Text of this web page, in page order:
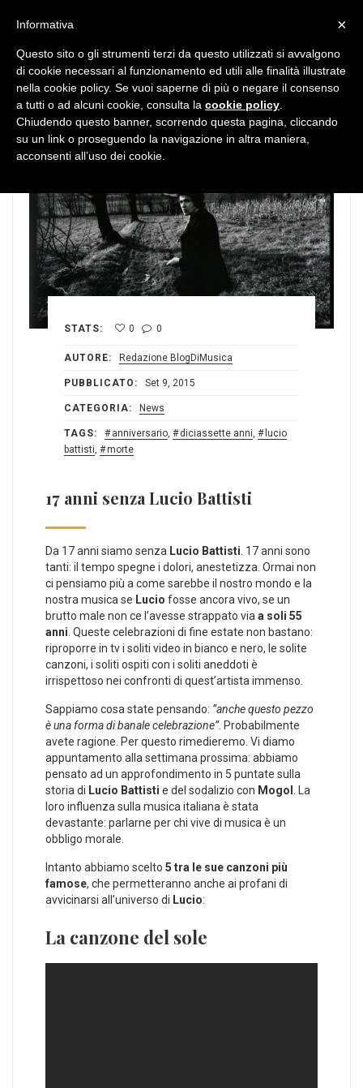
STATS: 0 0
AUTORE: Redazione BlogDiMusica
PUBBLICATO: Set 9, 2015
CATEGORIA: News
TAGS: anniversario, diciassette anni,
lucio
battisti, morte
17 anni senza Lucio Battisti
Da 17 anni siamo senza Lucio Battisti. 17 anni sono
tanti: il tempo spegne i dolori, anestetizza. Ormai non
ci pensiamo più a come sarebbe il nostro mondo e la
nostra musica se Lucio fosse ancora vivo, se un
brutto male non ce l’avesse strappato viaa soli 55
anni. Queste celebrazioni di fine estate non bastano:
riproporre in tv i soliti video in bianco e nero, le solite
canzoni, i soliti ospiti con i soliti aneddoti è
irrispettoso nei confronti di quest’artista immenso.
Sappiamo cosa state pensando: ”anche questo pezzo
è una forma di banale celebrazione”. Probabilmente
avete ragione. Per questo rimedieremo. Vi diamo
appuntamento alla settimana prossima: abbiamo
pensato ad un approfondimento in 5 puntate sulla
storia di Lucio Battisti e del sodalizio con Mogol . La
loro influenza sulla musica italiana è stata
devastante: parlarne per chi vive di musica è un
obbligo morale.
Intanto abbiamo scelto 5 tra le sue canzoni più
famose, che permetteranno anche ai profani di
avvicinarsi all’universo di Lucio:
La canzone del sole
×
Informativa
Questo sito o gli strumenti terzi da questo utilizzati si avvalgono
di cookie necessari al funzionamento ed utili alle finalità illustrate
nella cookie policy. Se vuoi saperne di più o negare il consenso
a tutti o ad alcuni cookie, consulta la cookie policy
Chiudendo questo banner, scorrendo questa pagina, cliccando
su un link o proseguendo la navigazione in altra maniera,
acconsenti all’uso dei cookie.